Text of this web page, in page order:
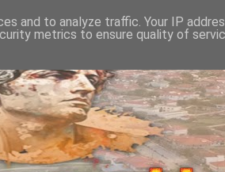
and to analyze traffic. Your IP
metrics to ensure quality of